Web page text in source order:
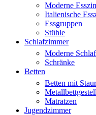
Moderne
Italienische
Essgruppen
Stühle
Schlafzimmer
Moderne
Schränke
Betten
Betten mit
Matratzen
Jugendzimmer